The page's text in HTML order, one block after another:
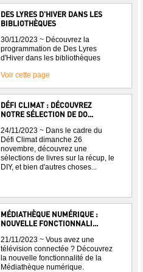
DES LYRES D'HIVER DANS LES
BIBLIOTHÈQUES
30/11/2023 ~ Découvrez la
programmation de Des Lyres
d'Hiver dans les bibliothèques
Voir cette page
DÉFI CLIMAT : DÉCOUVREZ
NOTRE SÉLECTION DE DO...
24/11/2023 ~ Dans le cadre du
Défi Climat dimanche 26
novembre, découvrez une
sélections de livres sur la récup, le
DIY, et bien d'autres choses...
MÉDIATHÈQUE NUMÉRIQUE :
NOUVELLE FONCTIONNALI...
21/11/2023 ~ Vous avez une
télévision connectée ? Découvrez
la nouvelle fonctionnalité de la
Médiathèque numérique.